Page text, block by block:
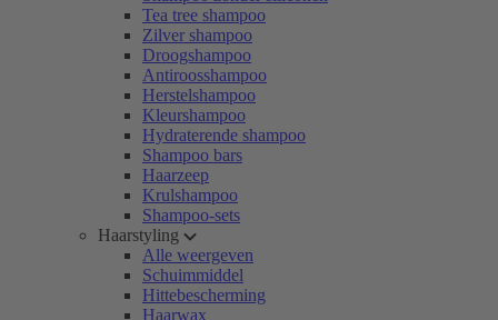
Tea tree shampoo
Zilver shampoo
Droogshampoo
Antiroosshampoo
Herstelshampoo
Kleurshampoo
Hydraterende shampoo
Shampoo bars
Haarzeep
Krulshampoo
Shampoo-sets
Haarstyling
Alle weergeven
Schuimmiddel
Hittebescherming
Haarwax